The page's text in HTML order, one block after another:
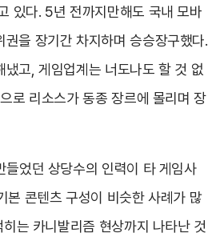
있다. 5년 전까지만해도 국내 모바
을 장기간 차지하며 승승장구했다.
고, 게임업계는 너도나도 할 것 없
로 리소스가 동종 장르에 몰리며 장
었던 상당수의 인력이 타 게임사
본 콘텐츠 구성이 비슷한 사례가 많
는 카니발리즘 현상까지 나타난 것